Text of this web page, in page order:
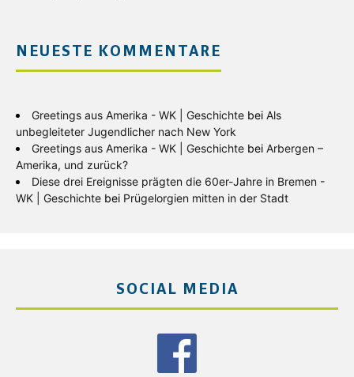
NEUESTE KOMMENTARE
Greetings aus Amerika - WK | Geschichte bei Als
unbegleiteter Jugendlicher nach New York
Greetings aus Amerika - WK | Geschichte bei Arbergen –
Amerika, und zurück?
Diese drei Ereignisse prägten die 60er-Jahre in Bremen -
WK | Geschichte bei Prügelorgien mitten in der Stadt
SOCIAL MEDIA